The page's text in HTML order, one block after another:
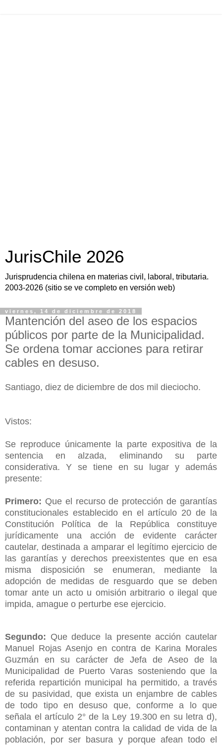
JurisChile 2026
Jurisprudencia chilena en materias civil, laboral, tributaria.
2003-2026 (sitio se ve completo en versión web)
viernes, 14 de diciembre de 2018
Mantención del aseo de los espacios
públicos por parte de la Municipalidad.
Se ordena tomar acciones para retirar
cables en desuso.
Santiago, diez de diciembre de dos mil dieciocho.
Vistos:
Se reproduce únicamente la parte expositiva de la
sentencia en alzada, eliminando su parte
considerativa. Y se tiene en su lugar y además
presente:
Primero: Que el recurso de protección de garantías
constitucionales establecido en el artículo 20 de la
Constitución Política de la República constituye
jurídicamente una acción de evidente carácter
cautelar, destinada a amparar el legítimo ejercicio de
las garantías y derechos preexistentes que en esa
misma disposición se enumeran, mediante la
adopción de medidas de resguardo que se deben
tomar ante un acto u omisión arbitrario o ilegal que
impida, amague o perturbe ese ejercicio.
Segundo: Que deduce la presente acción cautelar
Manuel Rojas Asenjo en contra de Karina Morales
Guzmán en su carácter de Jefa de Aseo de la
Municipalidad de Puerto Varas sosteniendo que la
referida repartición municipal ha permitido, a través
de su pasividad, que exista un enjambre de cables
de todo tipo en desuso que, conforme a lo que
señala el artículo 2° de la Ley 19.300 en su letra d),
contaminan y atentan contra la calidad de vida de la
población, por ser basura y porque afean todo el